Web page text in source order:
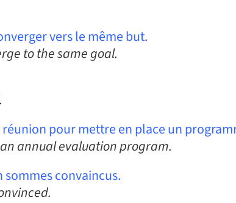
vers le même but.
to the same goal.
pour mettre en place un
annual evaluation program.
convaincus.